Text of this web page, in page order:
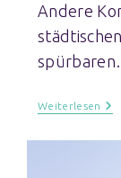
Andere
Weiterlesen